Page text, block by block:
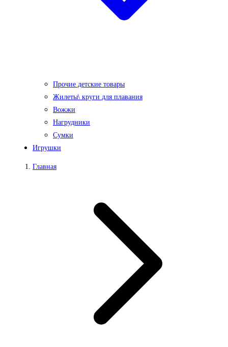
Прочие детские товары
Жилеты\ круги для плавания
Вожжи
Нагрудники
Сумки
Игрушки
Главная